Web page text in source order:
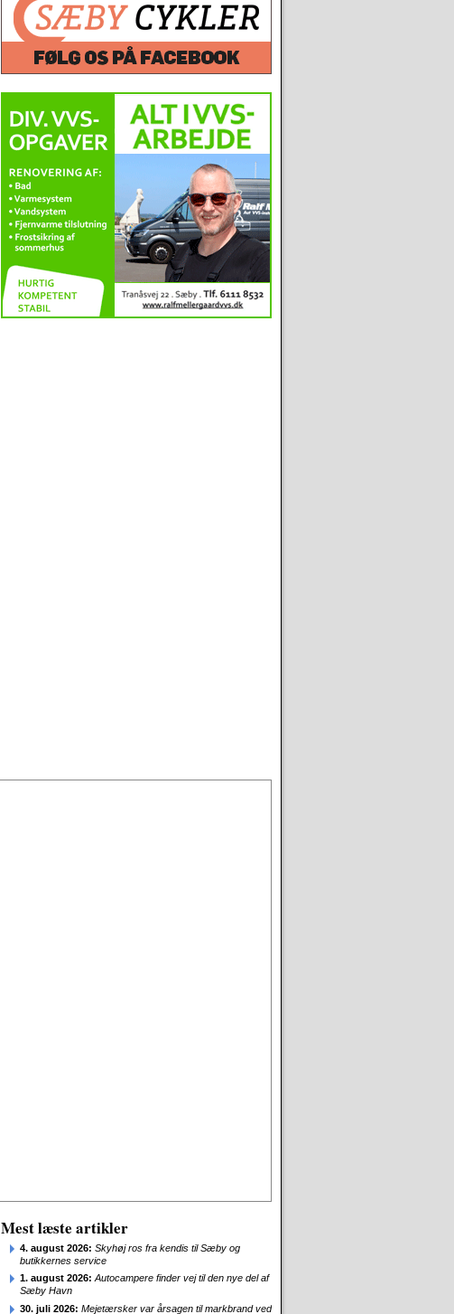
Mest læste artikler
4. august 2026: Skyhøj ros fra kendis til Sæby og
butikkernes service
1. august 2026: Autocampere finder vej til den nye del af
Sæby Havn
30. juli 2026: Mejetærsker var årsagen til markbrand ved